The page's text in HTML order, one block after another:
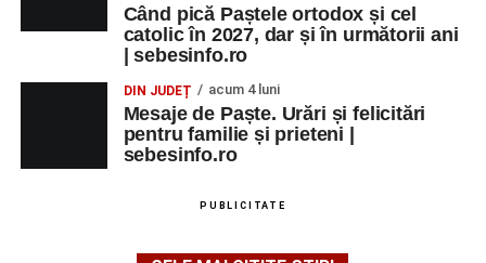
Când pică Paștele ortodox și cel
catolic în 2027, dar și în următorii ani
| sebesinfo.ro
DIN JUDEȚ acum 4 luni
Mesaje de Paște. Urări și felicitări
pentru familie și prieteni |
sebesinfo.ro
PUBLICITATE